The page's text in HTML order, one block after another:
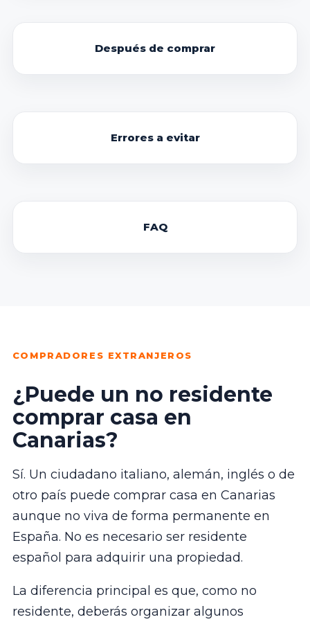
Después de comprar
Errores a evitar
FAQ
COMPRADORES EXTRANJEROS
¿Puede un no residente
comprar casa en
Canarias?
Sí. Un ciudadano italiano, alemán, inglés o de
otro país puede comprar casa en Canarias
aunque no viva de forma permanente en
España. No es necesario ser residente
español para adquirir una propiedad.
La diferencia principal es que, como no
residente, deberás organizar algunos